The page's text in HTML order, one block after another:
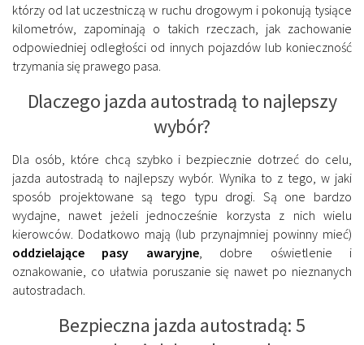
którzy od lat uczestniczą w ruchu drogowym i pokonują tysiące
kilometrów, zapominają o takich rzeczach, jak zachowanie
odpowiedniej odległości od innych pojazdów lub konieczność
trzymania się prawego pasa.
Dlaczego jazda autostradą to najlepszy
wybór?
Dla osób, które chcą szybko i bezpiecznie dotrzeć do celu,
jazda autostradą to najlepszy wybór. Wynika to z tego, w jaki
sposób projektowane są tego typu drogi. Są one bardzo
wydajne, nawet jeżeli jednocześnie korzysta z nich wielu
kierowców. Dodatkowo mają (lub przynajmniej powinny mieć)
oddzielające pasy awaryjne, dobre oświetlenie i
oznakowanie, co ułatwia poruszanie się nawet po nieznanych
autostradach.
Bezpieczna jazda autostradą: 5